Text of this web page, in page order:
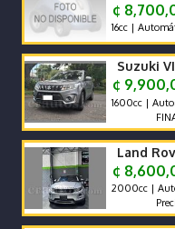
¢
16cc |
Suzuki
¢
1600cc |
Land
¢
2000cc |
Precio